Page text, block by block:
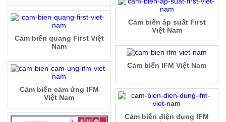
Cảm biến áp suất First
Việt Nam
Cảm biến quang First Việt
Nam
Cảm biến IFM Việt Nam
Cảm biến cảm ứng IFM
Việt Nam
Cảm biến điện dung IFM